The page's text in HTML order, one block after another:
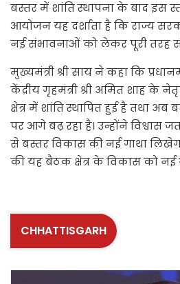
बस्तर में शांति स्थापना के बाद इस
आयोजन यह दर्शाता है कि राज्य
नई संभावनाओं को लेकर पूरी तरह
मुख्यमंत्री श्री साय ने कहा कि
केंद्रीय गृहमंत्री श्री अमित शाह
क्षेत्र में शांति स्थापित हुई है तथा अब
पर आगे बढ़ रहा है। उन्होंने विश्वास
से बस्तर विकास की नई गाथा
की यह बैठक क्षेत्र के विकास को नई
CHHATTISGARH